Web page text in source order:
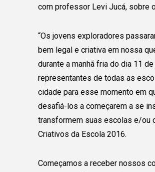
com professor Levi Jucá, sobre
“Os jovens exploradores
bem legal e criativa em nossa
durante a manhã fria do dia 11
representantes de todas as
cidade para esse momento em
desafiá-los a começarem a se
transformem suas escolas e/ou
Criativos da Escola 2016.
Começamos a receber nossos